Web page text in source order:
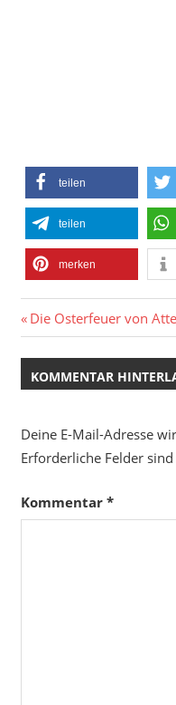
teilen
teilen
merken
Vorheriger
Beitrag:
Die Osterfeuer von
KOMMENTAR
Deine E-Mail-Adresse
Erforderliche Felder
Kommentar *